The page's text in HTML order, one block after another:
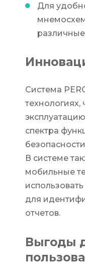
Для
Система
технологиях,
спектра
В системе
мобильные
для
отчетов.
Выгоды